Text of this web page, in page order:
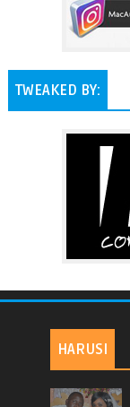
TWEAKED BY:
HARUSI